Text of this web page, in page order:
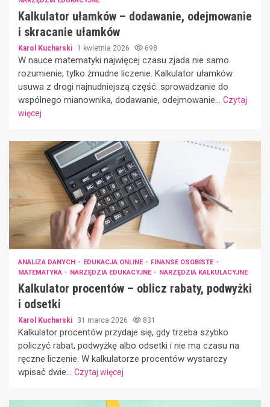
Kalkulator ułamków – dodawanie, odejmowanie
i skracanie ułamków
Karol Kucharski 1 kwietnia 2026 698
W nauce matematyki najwięcej czasu zjada nie samo
rozumienie, tylko żmudne liczenie. Kalkulator ułamków
usuwa z drogi najnudniejszą część: sprowadzanie do
wspólnego mianownika, dodawanie, odejmowanie... Czytaj
więcej
ANALIZA DANYCH EDUKACJA ONLINE
FINANSE OSOBISTE
MATEMATYKA
NARZĘDZIA EDUKACYJNE NARZĘDZIA KALKULACYJNE
Kalkulator procentów – oblicz rabaty, podwyżki
i odsetki
Karol Kucharski 31 marca 2026 831
Kalkulator procentów przydaje się, gdy trzeba szybko
policzyć rabat, podwyżkę albo odsetki i nie ma czasu na
ręczne liczenie. W kalkulatorze procentów wystarczy
wpisać dwie... Czytaj więcej